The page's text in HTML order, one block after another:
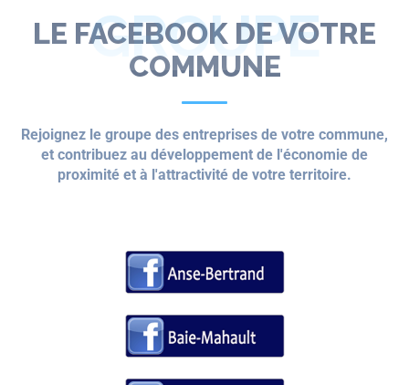
LE FACEBOOK DE VOTRE
COMMUNE
GROUPE
Rejoignez le groupe des entreprises de votre commune,
et contribuez au développement de l'économie de
proximité et à l'attractivité de votre territoire.